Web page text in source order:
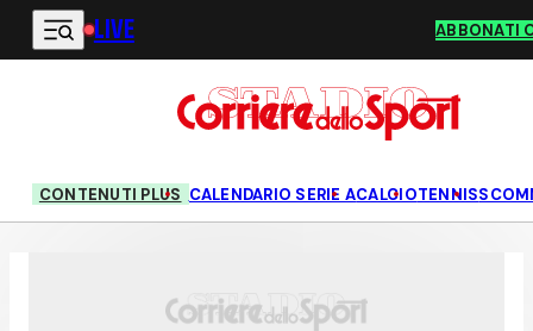
Vai al contenuto principale
LIVE ABBONATI
CONTENUTI PLUS CALENDARIO SERIE ACALCIOTENNIS